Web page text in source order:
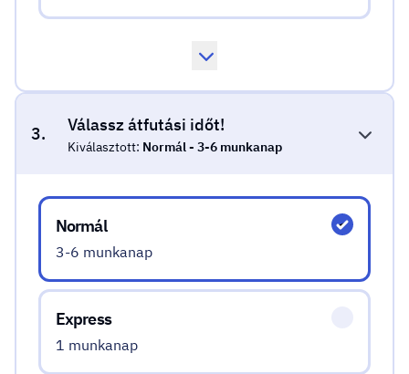
3. Válassz átfutási időt!
Kiválasztott: Normál - 3-6 munkanap
Válassz átfutási időt!
Normál
3-6 munkanap
Express
1 munkanap